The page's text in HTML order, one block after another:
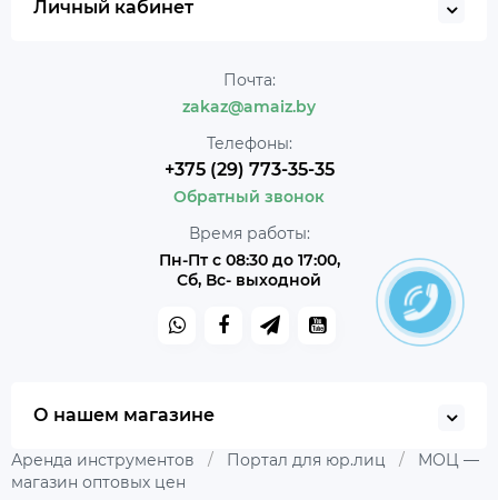
Личный кабинет
Почта:
zakaz@amaiz.by
Телефоны:
+375 (29) 773-35-35
Обратный звонок
Время работы:
Пн-Пт с 08:30 до 17:00,
Сб, Вс- выходной
О нашем магазине
Аренда инструментов / Портал для юр.лиц /
МОЦ —
магазин оптовых цен